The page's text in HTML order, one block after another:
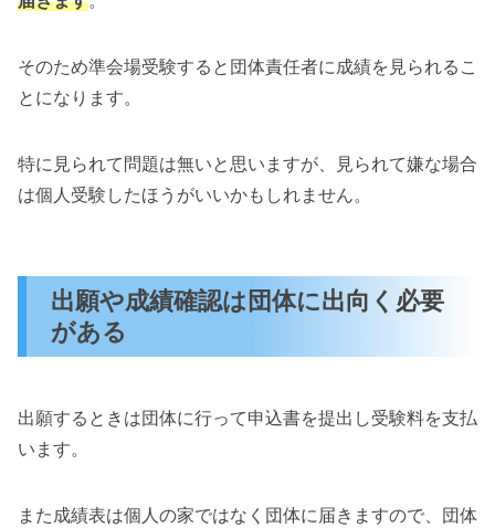
そのため準会場受験すると団体責任者に成績を見られるこ
とになります。
特に見られて問題は無いと思いますが、見られて嫌な場合
は個人受験したほうがいいかもしれません。
出願や成績確認は団体に出向く必要
がある
出願するときは団体に行って申込書を提出し受験料を支払
います。
また成績表は個人の家ではなく団体に届きますので、団体